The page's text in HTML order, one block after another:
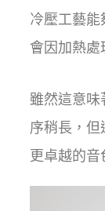
冷壓工藝能
會因加熱處
雖然這意味
序稍長，但
更卓越的音